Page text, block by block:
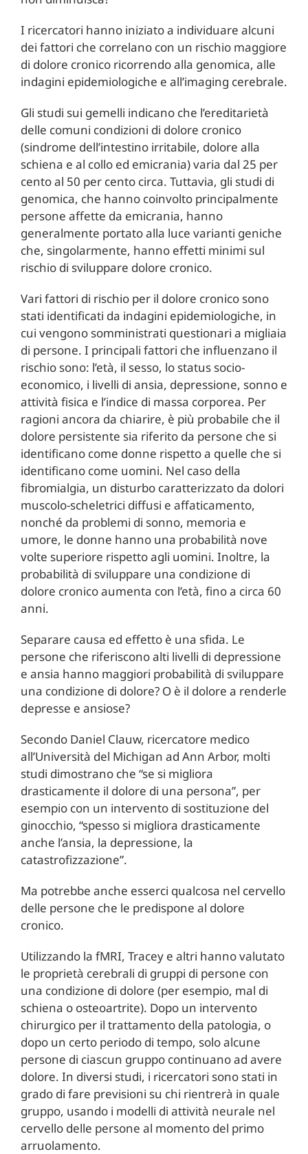
I ricercatori hanno iniziato a individuare alcuni
dei fattori che correlano con un rischio maggiore
di dolore cronico ricorrendo alla genomica, alle
indagini epidemiologiche e all’imaging cerebrale.
Gli studi sui gemelli indicano che l’ereditarietà
delle comuni condizioni di dolore cronico
(sindrome dell’intestino irritabile, dolore alla
schiena e al collo ed emicrania) varia dal 25 per
cento al 50 per cento circa. Tuttavia, gli studi di
genomica, che hanno coinvolto principalmente
persone affette da emicrania, hanno
generalmente portato alla luce varianti geniche
che, singolarmente, hanno effetti minimi sul
rischio di sviluppare dolore cronico.
Vari fattori di rischio per il dolore cronico sono
stati identificati da indagini epidemiologiche, in
cui vengono somministrati questionari a migliaia
di persone. I principali fattori che influenzano il
rischio sono: l’età, il sesso, lo status socio-
economico, i livelli di ansia, depressione, sonno e
attività fisica e l’indice di massa corporea. Per
ragioni ancora da chiarire, è più probabile che il
dolore persistente sia riferito da persone che si
identificano come donne rispetto a quelle che si
identificano come uomini. Nel caso della
fibromialgia, un disturbo caratterizzato da dolori
muscolo-scheletrici diffusi e affaticamento,
nonché da problemi di sonno, memoria e
umore, le donne hanno una probabilità nove
volte superiore rispetto agli uomini. Inoltre, la
probabilità di sviluppare una condizione di
dolore cronico aumenta con l’età, fino a circa 60
anni.
Separare causa ed effetto è una sfida. Le
persone che riferiscono alti livelli di depressione
e ansia hanno maggiori probabilità di sviluppare
una condizione di dolore? O è il dolore a renderle
depresse e ansiose?
Secondo Daniel Clauw, ricercatore medico
all’Università del Michigan ad Ann Arbor, molti
studi dimostrano che “se si migliora
drasticamente il dolore di una persona”, per
esempio con un intervento di sostituzione del
ginocchio, “spesso si migliora drasticamente
anche l’ansia, la depressione, la
catastrofizzazione”.
Ma potrebbe anche esserci qualcosa nel cervello
delle persone che le predispone al dolore
cronico.
Utilizzando la fMRI, Tracey e altri hanno valutato
le proprietà cerebrali di gruppi di persone con
una condizione di dolore (per esempio, mal di
schiena o osteoartrite). Dopo un intervento
chirurgico per il trattamento della patologia, o
dopo un certo periodo di tempo, solo alcune
persone di ciascun gruppo continuano ad avere
dolore. In diversi studi, i ricercatori sono stati in
grado di fare previsioni su chi rientrerà in quale
gruppo, usando i modelli di attività neurale nel
cervello delle persone al momento del primo
arruolamento.